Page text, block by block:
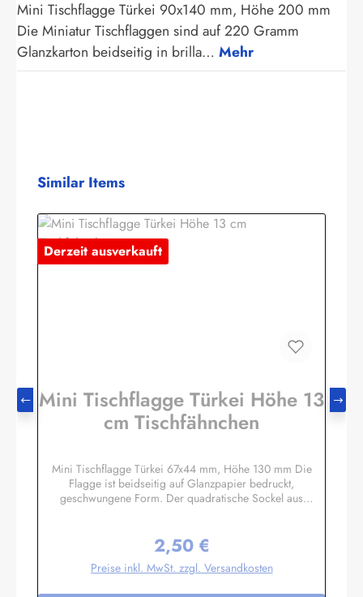
Mini Tischflagge Türkei 90x140 mm, Höhe 200 mm
Die Miniatur Tischflaggen sind auf 220 Gramm
Glanzkarton beidseitig in brilla… Mehr
Produktgalerie überspringen
Similar Items
Derzeit ausverkauft
Mini Tischflagge Türkei Höhe 13
cm Tischfähnchen
Mini Tischflagge Türkei 67x44 mm, Höhe 130 mm Die
Flagge ist beidseitig auf Glanzpapier bedruckt,
geschwungene Form. Der quadratische Sockel aus
wird. Auf den 4 schrägen Flächen können Sie bei Bedarf
kleine Schildchen anbringen. Somit eignet sich diese
Tischflagge auch hervorragend als Werbegeschenk oder
Regulärer Preis:
2,50 €
Preise inkl. MwSt. zzgl. Versandkosten